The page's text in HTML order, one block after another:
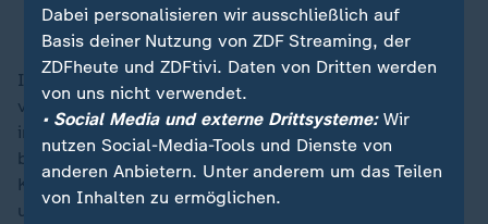
Lidia Thorpe, australische Senatorin
Im australischen Parlament ist es am Ende der Rede
von König Charles III. zu einem Eklat gekommen. Die
indigene Senatorin Lidia Thorpe drehte sich schon
beim Klang der Nationalhymne des Vereinigten
Königreichs - "God Save the King" - demonstrativ um
und machte anschließend ihrem Ärger auch verbal
Dabei personalisieren wir ausschließlich auf
Basis deiner Nutzung von ZDF Streaming, der
ZDFheute und ZDFtivi. Daten von Dritten werden
von uns nicht verwendet.
• Social Media und externe Drittsysteme:Wir
nutzen Social-Media-Tools und Dienste von
anderen Anbietern. Unter anderem um das Teilen
von Inhalten zu ermöglichen.